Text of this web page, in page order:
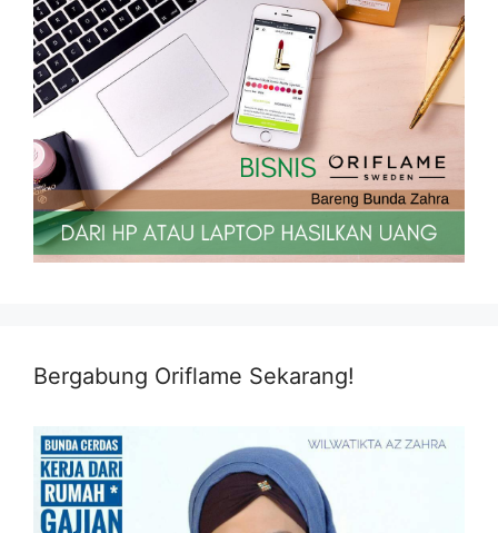
Bergabung Oriflame Sekarang!